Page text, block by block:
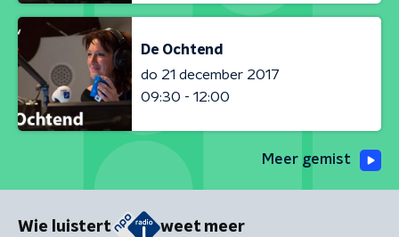
De Ochtend
do 21 december 2017
09:30 - 12:00
Meer gemist
Wie luistert weet meer